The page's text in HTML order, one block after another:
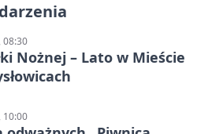
08:30
Nożnej – Lato w Mieście
10:00